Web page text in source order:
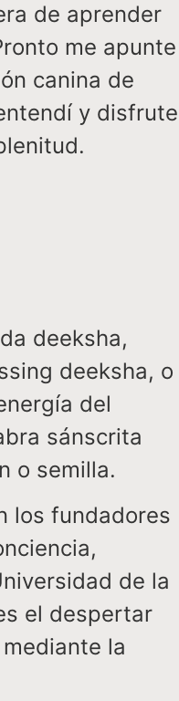
de aprender
me apunte
canina de
y disfrute
deeksha,
deeksha, o
del
sánscrita
o semilla.
los fundadores
de la
el despertar
la